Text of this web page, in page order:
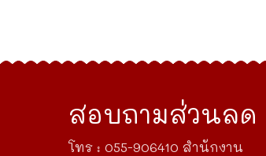
สอบถามส่วนลด
โทร : 055-906410 สำนักงาน